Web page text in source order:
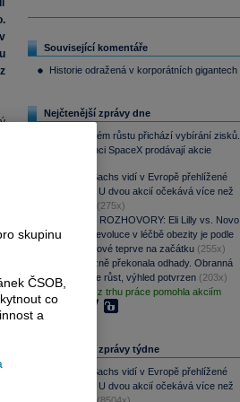
Související komentáře
Historie odražená v korporátních gigantech
Nejčtenější zprávy dne
Po raketovém růstu přichází vybírání zisků.
Zaměstnanci SpaceX prodávají akcie
Goldman Sachs vidí v Evropě přehlížené
příležitosti. U dvou akcií očekává více než
(275x)
PODCAST ROZHOVORY: Eli Lilly vs. Novo
Nordisk. Revoluce v léčbě obezity je podle
MUDr. Kunové teprve na začátku (255x)
CSG výrazně překonala odhady. Obranná
divize táhne růst, výhled potvrzen (203x)
Slabá data z trhu práce pomohla akciím
(166x)
Nejčtenější zprávy týdne
Goldman Sachs vidí v Evropě přehlížené
příležitosti. U dvou akcií očekává více než
skupinu
ČSOB,
co
a